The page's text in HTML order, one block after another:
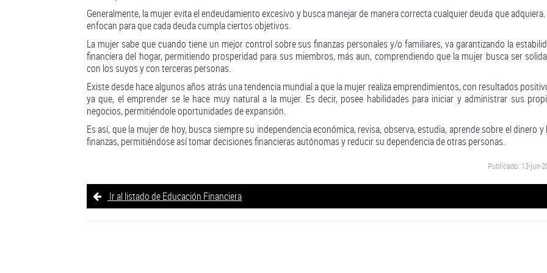
Generalmente, la mujer evita el endeudamiento excesivo y busca manejar de manera correcta cualquier deuda que adquiera.
enfocan para que cada deuda cumpla ciertos objetivos.
La mujer sabe que cuando tiene un mejor control sobre sus finanzas personales y/o familiares, va garantizando la
financiera del hogar, permitiendo prosperidad para sus miembros, más aun, comprendiendo que la mujer busca ser
con los suyos y con terceras personas.
Existe desde hace algunos años atrás una tendencia mundial a que la mujer realiza emprendimientos, con resultados
ya que, el emprender se le hace muy natural a la mujer. Es decir, posee habilidades para iniciar y administrar sus
negocios, permitiéndole oportunidades de expansión.
Es así, que la mujer de hoy, busca siempre su independencia económica, revisa, observa, estudia, aprende sobre el dinero y
finanzas, permitiéndose así tomar decisiones financieras autónomas y reducir su dependencia de otras personas.
Publicado: 13-jun-
Ir al listado de Educación Financiera